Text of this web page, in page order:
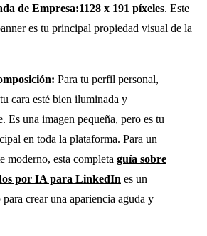
de Empresa:1128 x 191 píxeles. Este
es tu principal propiedad visual de la
Para tu perfil personal,
cara esté bien iluminada y
Es una imagen pequeña, pero es tu
en toda la plataforma. Para un
moderno, esta completa guía sobre
por IA para LinkedIn es un
crear una apariencia aguda y